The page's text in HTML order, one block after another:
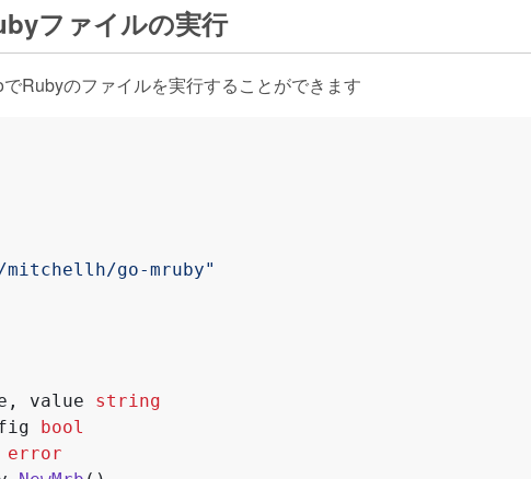
ファイルの実行
Rubyのファイルを実行することができます
mitchellh/go-mruby"
, value
string
bool
error